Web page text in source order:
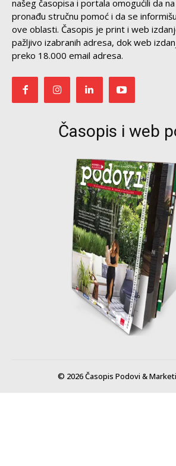
našeg časopisa i portala omogućili da
pronađu stručnu pomoć i da se
ove oblasti. Časopis je print i web
pažljivo izabranih adresa, dok web
preko 18.000 email adresa.
Časopis i web
© 2026 Časopis Podovi &